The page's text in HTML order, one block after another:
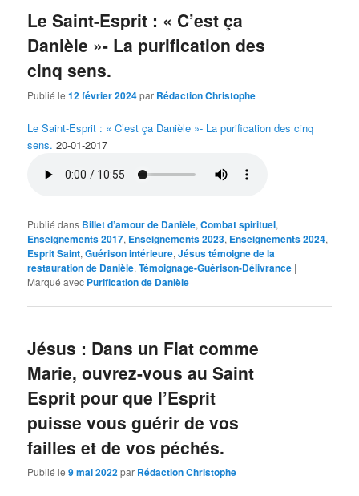
Le Saint-Esprit : « C’est ça
Danièle »- La purification des
cinq sens.
Publié le12 février 2024par Rédaction Christophe
Le Saint-Esprit : « C’est ça Danièle »- La purification des cinq
sens. 20-01-2017
Publié dans Billet d’amour de Danièle,Combat spirituel,
Enseignements 2017, Enseignements 2023, Enseignements 2024,
Esprit Saint,Guérison intérieure,Jésus témoigne de la
restauration de Danièle,Témoignage-Guérison-Délivrance |
Marqué avec Purification de Danièle
Jésus : Dans un Fiat comme
Marie, ouvrez-vous au Saint
Esprit pour que l’Esprit
puisse vous guérir de vos
failles et de vos péchés.
Publié le9 mai 2022par Rédaction Christophe